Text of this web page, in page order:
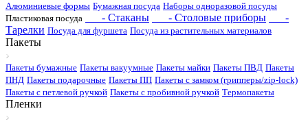
Алюминиевые формы Бумажная посуда Наборы одноразовой посуды
Пластиковая посуда
- Стаканы - Столовые приборы
-
Тарелки Посуда для фуршета Посуда из растительных материалов
Пакеты
Пакеты бумажные Пакеты вакуумные Пакеты майки Пакеты ПВД Пакеты
ПНД Пакеты подарочные Пакеты ПП Пакеты с замком (грипперы/zip-lock)
Пакеты с петлевой ручкой Пакеты с пробивной ручкой Термопакеты
Пленки